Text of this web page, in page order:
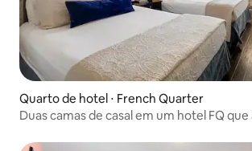
Quarto de hotel ⋅ French Quarter
Duas camas de casal em um hotel FQ